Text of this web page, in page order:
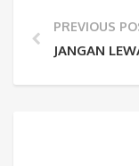
PREVIOUS
JANGAN